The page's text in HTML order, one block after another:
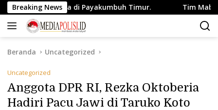
Langsung
ke
konten
Breaking News
Ganja di Payakumbuh Timur. Tim Mabes Polri
Beranda Uncategorized
Uncategorized
Anggota DPR RI, Rezka Oktoberia
Hadiri Pacu Jawi di Taruko Koto